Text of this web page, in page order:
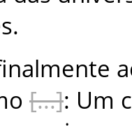
.
: Um